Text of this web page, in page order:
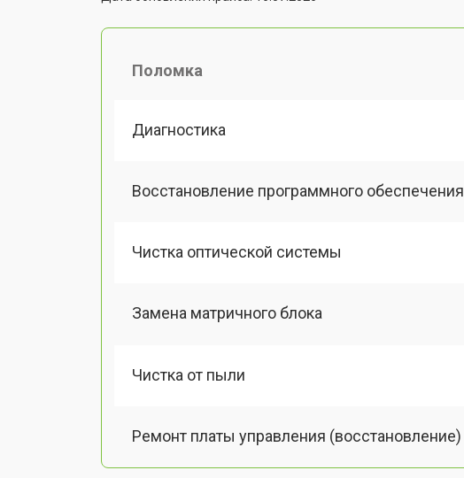
Поломка
Диагностика
Восстановление программного обеспечения
Чистка оптической системы
Замена матричного блока
Чистка от пыли
Ремонт платы управления (восстановление)